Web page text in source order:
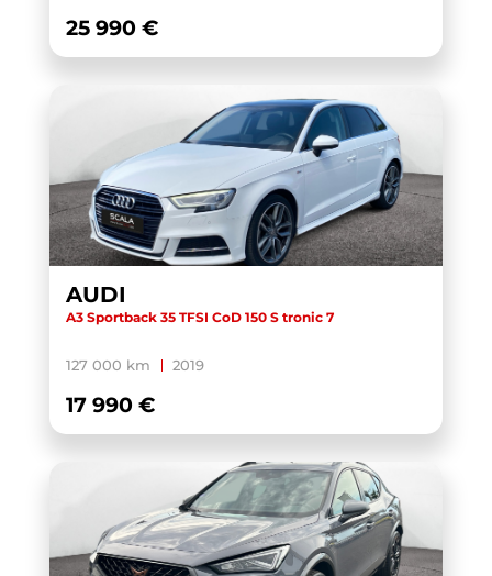
25 990 €
AUDI
A3 Sportback 35 TFSI CoD 150 S tronic 7
127 000 km 2019
17 990 €